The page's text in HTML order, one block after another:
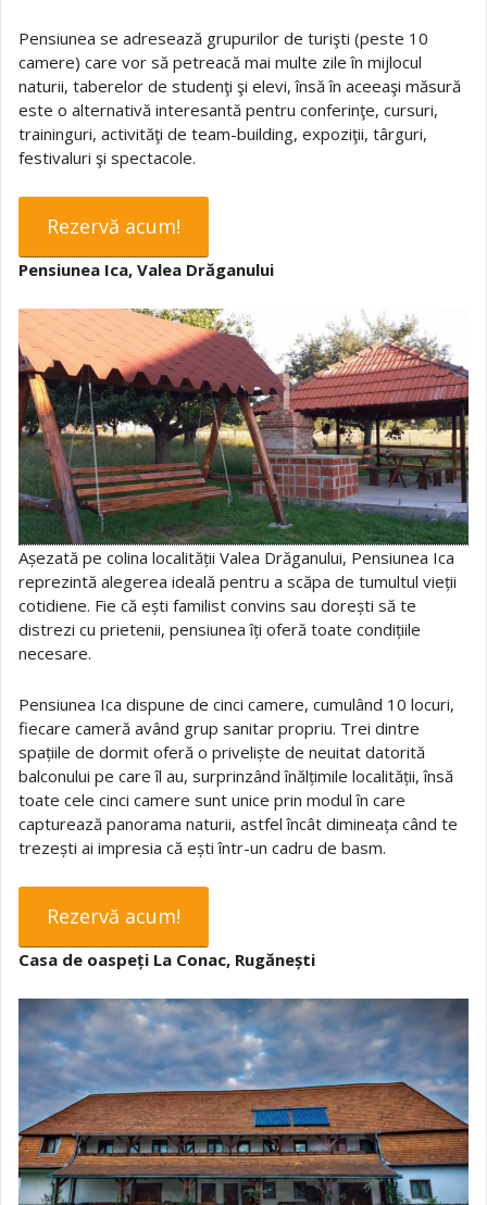
Pensiunea se adresează grupurilor de turişti (peste 10
camere) care vor să petreacă mai multe zile în mijlocul
naturii, taberelor de studenţi şi elevi, însă în aceeaşi măsură
este o alternativă interesantă pentru conferinţe, cursuri,
traininguri, activităţi de team-building, expoziţii, târguri,
festivaluri şi spectacole.
Rezervă acum!
Pensiunea Ica, Valea Drăganului
Așezată pe colina localității Valea Drăganului, Pensiunea Ica
reprezintă alegerea ideală pentru a scăpa de tumultul vieții
cotidiene. Fie că ești familist convins sau dorești să te
distrezi cu prietenii, pensiunea îți oferă toate condițiile
necesare.
Pensiunea Ica dispune de cinci camere, cumulând 10 locuri,
fiecare cameră având grup sanitar propriu. Trei dintre
spațiile de dormit oferă o priveliște de neuitat datorită
balconului pe care îl au, surprinzând înălțimile localității, însă
toate cele cinci camere sunt unice prin modul în care
capturează panorama naturii, astfel încât dimineața când te
trezești ai impresia că ești într-un cadru de basm.
Rezervă acum!
Casa de oaspeți La Conac, Rugănești